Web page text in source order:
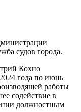
судов города.
Кохно
года по июнь
работы
содействие в
должностным